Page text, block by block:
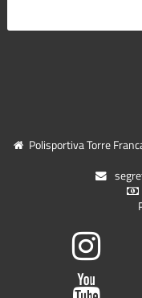
Polisportiva Torre